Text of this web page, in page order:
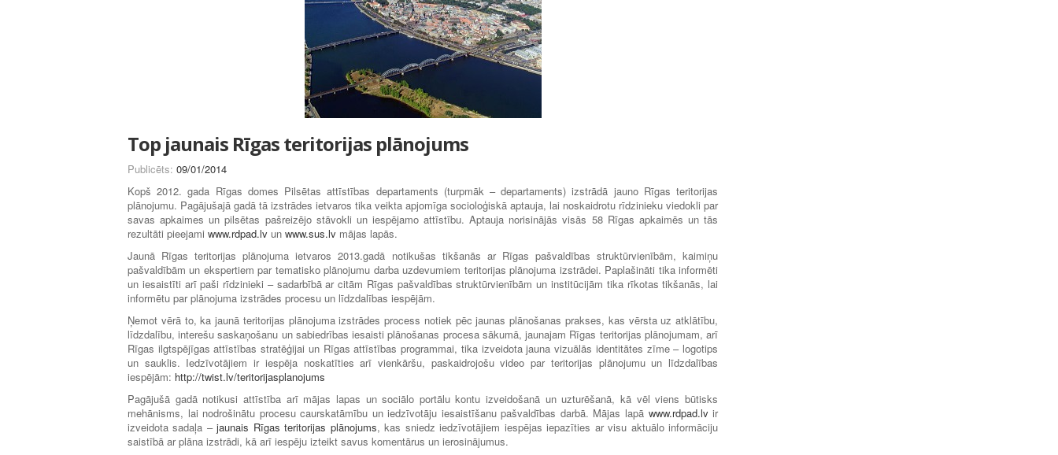
Top jaunais Rīgas teritorijas plānojums
Publicēts: 09/01/2014
Kopš 2012. gada Rīgas domes Pilsētas attīstības departaments (turpmāk – departaments) izstrādā jauno Rīgas teritorijas
plānojumu. Pagājušajā gadā tā izstrādes ietvaros tika veikta apjomīga socioloģiskā aptauja, lai noskaidrotu rīdzinieku viedokli par
savas apkaimes un pilsētas pašreizējo stāvokli un iespējamo attīstību. Aptauja norisinājās visās 58 Rīgas apkaimēs un tās
rezultāti pieejami www.rdpad.lv un www.sus.lv mājas lapās.
Jaunā Rīgas teritorijas plānojuma ietvaros 2013.gadā notikušas tikšanās ar Rīgas pašvaldības struktūrvienībām, kaimiņu
pašvaldībām un ekspertiem par tematisko plānojumu darba uzdevumiem teritorijas plānojuma izstrādei. Paplašināti tika informēti
un iesaistīti arī paši rīdzinieki – sadarbībā ar citām Rīgas pašvaldības struktūrvienībām un institūcijām tika rīkotas tikšanās, lai
informētu par plānojuma izstrādes procesu un līdzdalības iespējām.
Ņemot vērā to, ka jaunā teritorijas plānojuma izstrādes process notiek pēc jaunas plānošanas prakses, kas vērsta uz atklātību,
līdzdalību, interešu saskaņošanu un sabiedrības iesaisti plānošanas procesa sākumā, jaunajam Rīgas teritorijas plānojumam, arī
Rīgas ilgtspējīgas attīstības stratēģijai un Rīgas attīstības programmai, tika izveidota jauna vizuālās identitātes zīme – logotips
un sauklis. Iedzīvotājiem ir iespēja noskatīties arī vienkāršu, paskaidrojošu video par teritorijas plānojumu un līdzdalības
iespējām: http://twist.lv/teritorijasplanojums
Pagājušā gadā notikusi attīstība arī mājas lapas un sociālo portālu kontu izveidošanā un uzturēšanā, kā vēl viens būtisks
mehānisms, lai nodrošinātu procesu caurskatāmību un iedzīvotāju iesaistīšanu pašvaldības darbā. Mājas lapā www.rdpad.lvir
izveidota sadaļa –jaunais Rīgas teritorijas plānojums, kas sniedz iedzīvotājiem iespējas iepazīties ar visu aktuālo informāciju
saistībā ar plāna izstrādi, kā arī iespēju izteikt savus komentārus un ierosinājumus.